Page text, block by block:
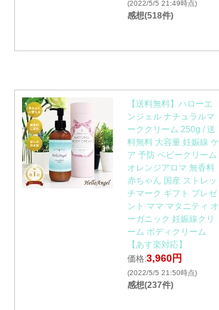
(2022/5/5 21:49時点)
感想(518件)
【送料無料】ハローエ
ンジェル ナチュラルマ
ーククリーム 250g / 送
料無料 大容量 妊娠線 ケ
ア 予防 ベビークリーム
オレンジアロマ 無香料
赤ちゃん 国産 ストレッ
チマーク ギフト プレゼ
ント ママ マタニティ オ
ーガニック 妊娠線クリ
ーム ボディクリーム
【あす楽対応】
価格:3,960円
(2022/5/5 21:50時点)
感想(237件)